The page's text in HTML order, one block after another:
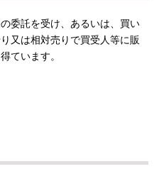
委託を受け、あるいは、買い
又は相対売りで買受人等に販
ています。